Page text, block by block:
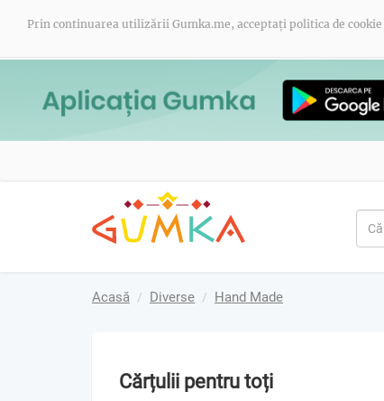
Prin continuarea utilizării Gumka.me, acceptați politica de cookie
Acasă Diverse Hand Made
Cărțulii pentru toți